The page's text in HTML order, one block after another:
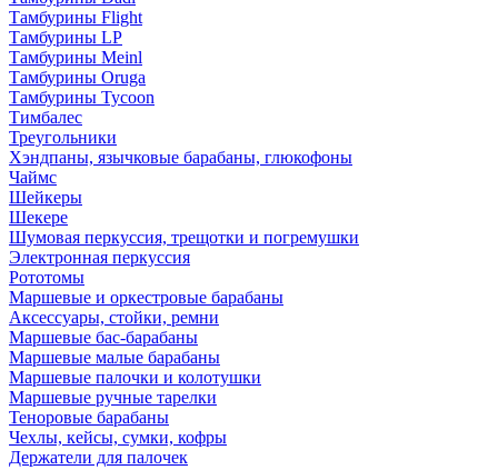
Тамбурины Flight
Тамбурины LP
Тамбурины Meinl
Тамбурины Oruga
Тамбурины Tycoon
Тимбалес
Треугольники
Хэндпаны, язычковые барабаны, глюкофоны
Чаймс
Шейкеры
Шекере
Шумовая перкуссия, трещотки и погремушки
Электронная перкуссия
Рототомы
Маршевые и оркестровые барабаны
Аксессуары, стойки, ремни
Маршевые бас-барабаны
Маршевые малые барабаны
Маршевые палочки и колотушки
Маршевые ручные тарелки
Теноровые барабаны
Чехлы, кейсы, сумки, кофры
Держатели для палочек